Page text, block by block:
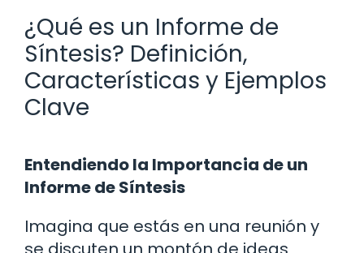
¿Qué es un Informe de
Síntesis? Definición,
Características y Ejemplos
Clave
Entendiendo la Importancia de un
Informe de Síntesis
Imagina que estás en una reunión y